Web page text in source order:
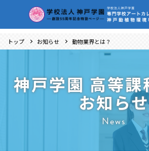
トップ お知らせ 動物業界とは？
神戸学園 高等課
お知らせ
News